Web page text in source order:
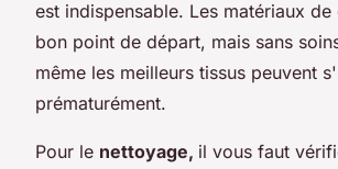
est indispensable. Les matériaux
bon point de départ, mais sans
même les meilleurs tissus peuvent
prématurément.
Pour le nettoyage, il vous faut